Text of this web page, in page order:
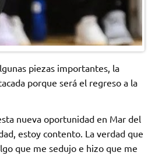
piezas importantes, la
porque será el regreso a la
nueva oportunidad en Mar del
estoy contento. La verdad que
que me sedujo e hizo que me